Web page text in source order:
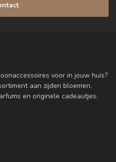
voor in jouw huis?
aan zijden bloemen,
en originele cadeautjes.